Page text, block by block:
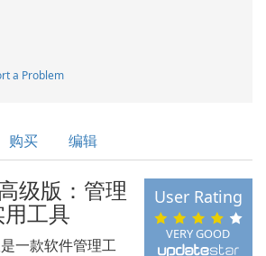
a Problem
购买 编辑
VERY GOOD
User Rating
级版：管理
工具
一款软件管理工